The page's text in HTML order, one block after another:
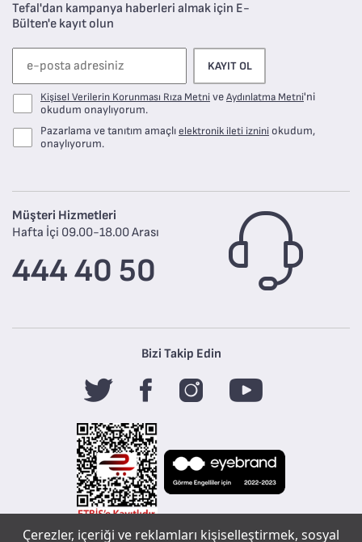
Çerezler, içeriği ve reklamları kişiselleştirmek, sosyal
Tefal'dan kampanya haberleri almak için E-
Bülten'e kayıt olun
KAYIT OL
Kişisel Verilerin Korunması Rıza MetniveAydınlatma Metni'ni
okudum onaylıyorum.
Pazarlama ve tanıtım amaçlıelektronik ileti iznini okudum,
onaylıyorum.
Müşteri Hizmetleri
Hafta İçi 09.00-18.00 Arası
444 40 50
Bizi Takip Edin
Tefal